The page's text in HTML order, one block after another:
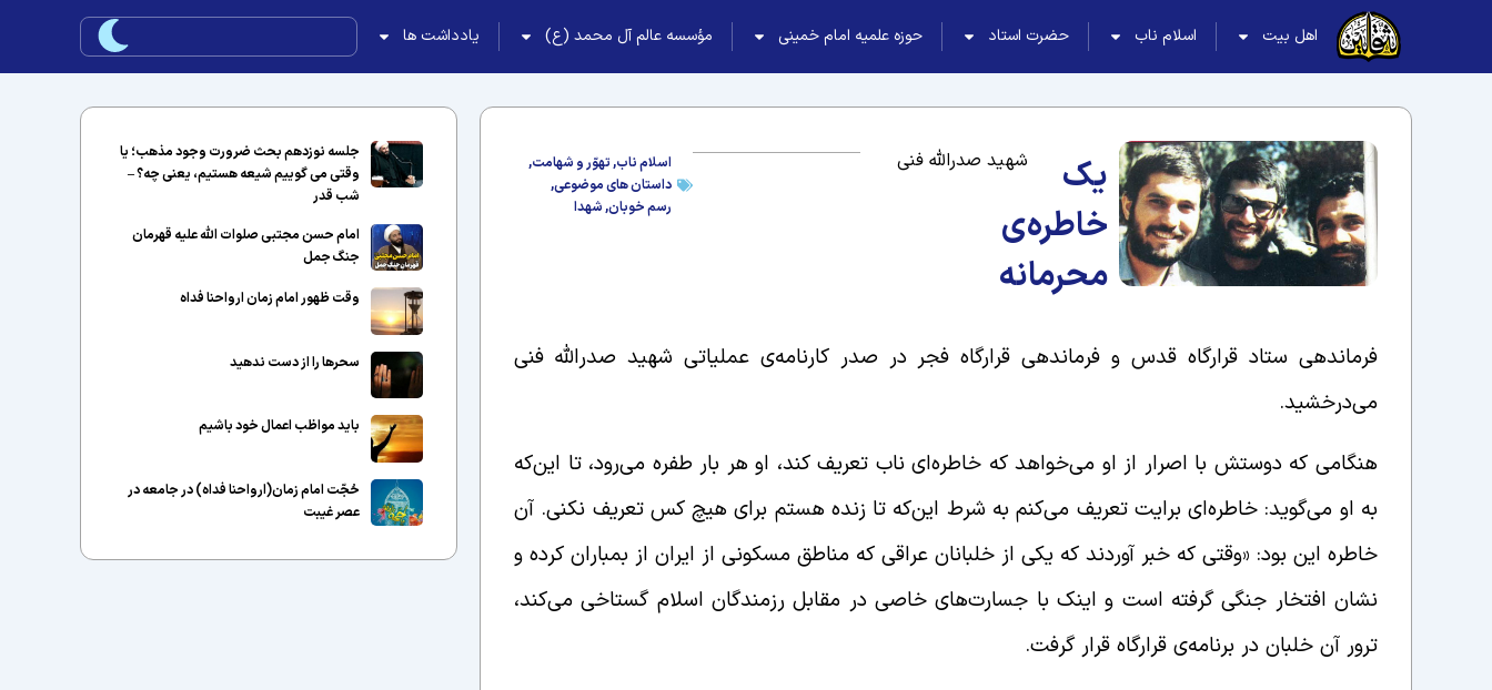
اهل بیت اسلام ناب حضرت استاد حوزه علمیه امام خمینی مؤسسه عالم آل محمد (ع) یادداشت ها
یک
خاطره‌ی
محرمانه
شهید صدرالله فنی اسلام ناب,تهوّر و شهامت,
داستان های موضوعی,
رسم خوبان,شهدا
فرماندهی ستاد قرارگاه قدس و فرماندهی قرارگاه فجر در صدر کارنامه‌ی عملیاتی شهید صدرالله فنی
می‌درخشید.
هنگامی که دوستش با اصرار از او می‌خواهد که خاطره‌ای ناب تعریف کند، او هر بار طفره می‌رود، تا این‌که
به او می‌گوید: خاطره‌ای برایت تعریف می‌کنم به شرط این‌که تا زنده هستم برای هیچ کس تعریف نکنی. آن
خاطره این بود: «وقتی که خبر آوردند که یکی از خلبانان عراقی که مناطق مسکونی از ایران از بمباران کرده و
نشان افتخار جنگی گرفته است و اینک با جسارت‌های خاصی در مقابل رزمندگان اسلام گستاخی می‌کند،
ترور آن خلبان در برنامه‌ی قرارگاه قرار گرفت.
جلسه نوزدهم بحث ضرورت وجود مذهب؛ یا
وقتی می گوییم شیعه هستیم، یعنی چه؟ –
شب قدر
امام حسن مجتبی صلوات الله علیه قهرمان
جنگ جمل
وقت ظهور امام زمان ارواحنا فداه
سحرها را از دست ندهید
باید مواظب اعمال خود باشیم
حُجّت امام زمان(ارواحنا فداه) در جامعه در
عصر غیبت